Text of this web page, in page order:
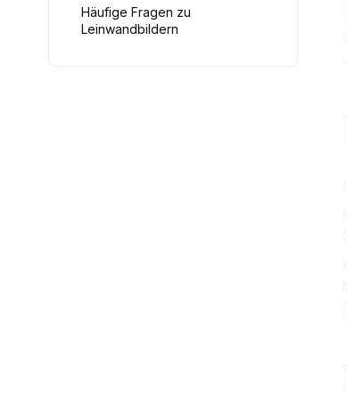
Häufige Fragen zu
Leinwandbildern